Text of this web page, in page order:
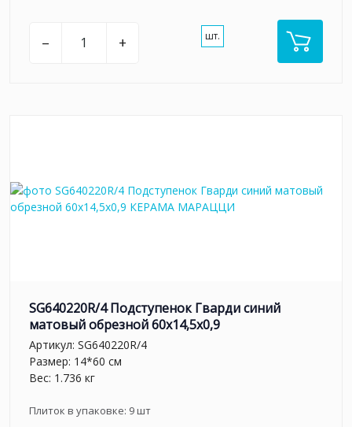
– + шт.
SG640220R/4 Подступенок Гварди синий
матовый обрезной 60x14,5x0,9
Артикул: SG640220R/4
Размер: 14*60 см
Вес: 1.736 кг
Плиток в упаковке: 9шт